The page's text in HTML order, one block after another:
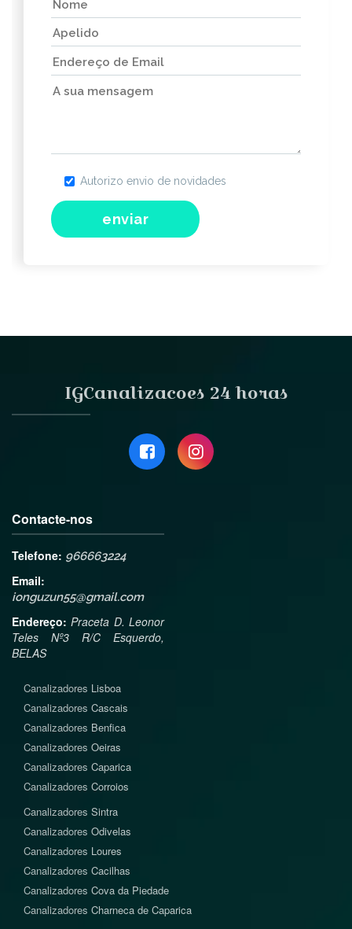
Autorizo envio de novidades
IGCanalizacoes 24 horas
Contacte-nos
Telefone: 966663224
Email:
ionguzun55@gmail.com
Endereço: Praceta D. Leonor
Teles Nº3 R/C Esquerdo,
BELAS
Canalizadores Lisboa
Canalizadores Cascais
Canalizadores Benfica
Canalizadores Oeiras
Canalizadores Caparica
Canalizadores Corroios
Canalizadores Sintra
Canalizadores Odivelas
Canalizadores Loures
Canalizadores Cacilhas
Canalizadores Cova da Piedade
Canalizadores Charneca de Caparica